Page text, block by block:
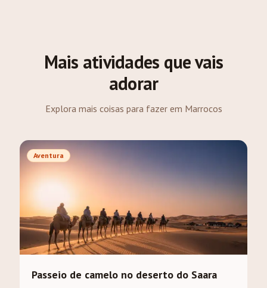
Mais atividades que vais
adorar
Explora mais coisas para fazer em Marrocos
Aventura
Passeio de camelo no deserto do Saara